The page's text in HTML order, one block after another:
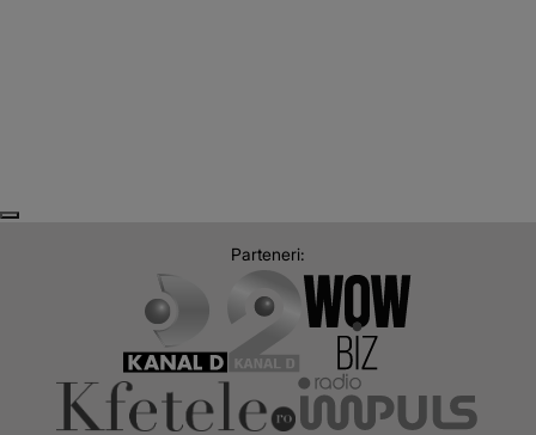
Parteneri: